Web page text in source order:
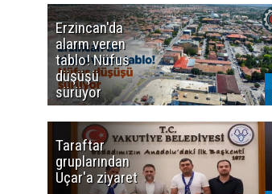
Erzincan'da
alarm veren
tablo! Nüfus
düşüşü
sürüyor
Taraftar
gruplarından
Uçar'a ziyaret